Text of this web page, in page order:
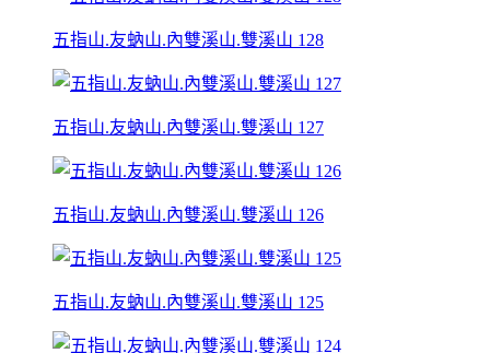
五指山.友蚋山.內雙溪山.雙溪山 128
五指山.友蚋山.內雙溪山.雙溪山 127
五指山.友蚋山.內雙溪山.雙溪山 126
五指山.友蚋山.內雙溪山.雙溪山 125